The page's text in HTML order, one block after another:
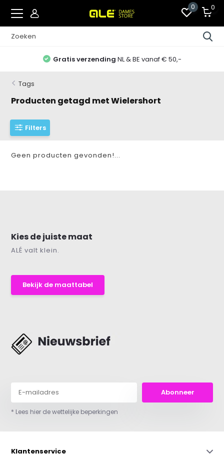
0 0
Gratis verzending NL & BE vanaf € 50,-
Tags
Producten getagd met Wielershort
Filters
Geen producten gevonden!...
Kies de juiste maat
ALÉ valt klein.
Bekijk de maattabel
Abonneer
* Lees hier de wettelijke beperkingen
Klantenservice